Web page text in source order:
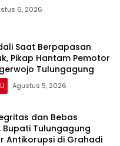
6, 2026
Saat Berpapasan
Pikap Hantam Pemotor
Tulungagung
Agustus 5, 2026
dan Bebas
Bupati Tulungagung
Antikorupsi di Grahadi